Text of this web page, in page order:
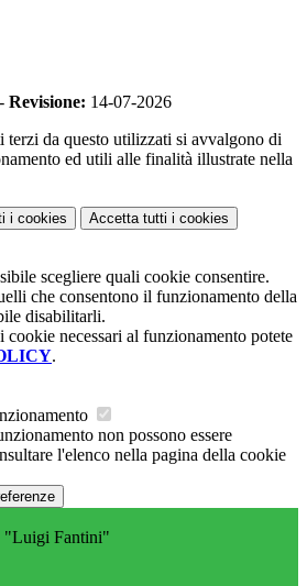
Revisione: 14-07-2026
terzi da questo utilizzati si avvalgono di
ed utili alle finalità illustrate nella
i cookies Accetta tutti i cookies
scegliere quali cookie consentire.
che consentono il funzionamento della
disabilitarli.
cookie necessari al funzionamento potete
.
non possono essere
l'elenco nella pagina della cookie
"Luigi Fantini"